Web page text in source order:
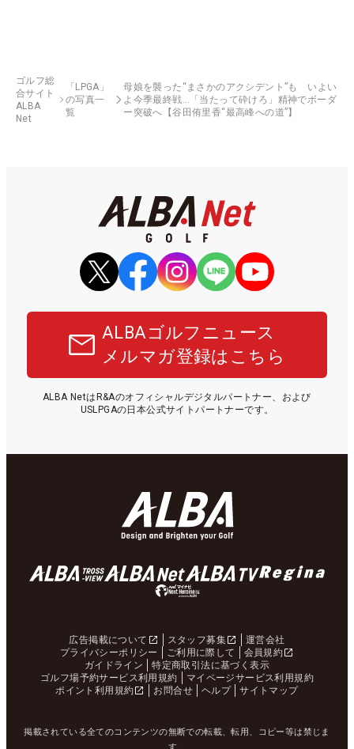
ゴルフ総
合サイト
ALBA
Net
「LPGA」
の写真一
覧
母娘を襲った“まさかのアクシデント”も いよい
よ今季最終戦…「当たって砕けろ」精神でボーダ
ー突破へ【谷田侑里香“最高峰への道”】
ALBAゴルフニュース
メルマガ登録はこちら
ALBA NetはR&Aのオフィシャルデジタルパートナー、および
USLPGAの日本公式サイトパートナーです。
広告掲載について スタッフ募集
運営会社
プライバシーポリシー
ご利用に際して
会員規約
ガイドライン
特定商取引法に基づく表示
ゴルフ場予約サービス利用規約
マイページサービス利用規約
ポイント利用規約
お問合せ ヘルプ サイトマップ
掲載されている全てのコンテンツの無断での転載、転用、コピー等は禁じま